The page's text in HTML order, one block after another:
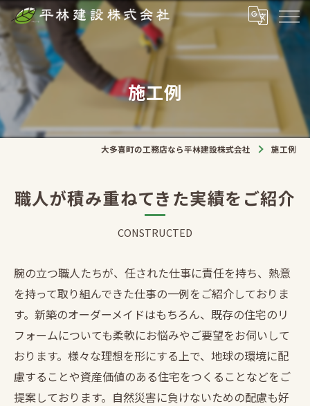
施工例
大多喜町の工務店なら平林建設株式会社 施工例
職人が積み重ねてきた実績をご紹介
CONSTRUCTED
腕の立つ職人たちが、任された仕事に責任を持ち、熱意
を持って取り組んできた仕事の一例をご紹介しておりま
す。新築のオーダーメイドはもちろん、既存の住宅のリ
フォームについても柔軟にお悩みやご要望をお伺いして
おります。様々な理想を形にする上で、地球の環境に配
慮することや資産価値のある住宅をつくることなどをご
提案しております。自然災害に負けないための配慮も好